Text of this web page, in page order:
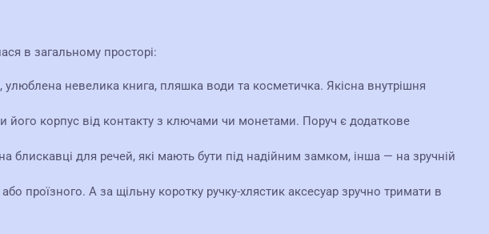
в загальному просторі:
невелика книга, пляшка води та косметичка. Якісна внутрішня
корпус від контакту з ключами чи монетами. Поруч є додаткове
для речей, які мають бути під надійним замком, інша — на зручній
проїзного. А за щільну коротку ручку-хлястик аксесуар зручно тримати в